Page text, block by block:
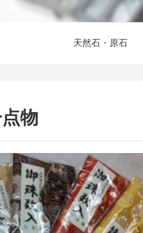
天然石・原石
物